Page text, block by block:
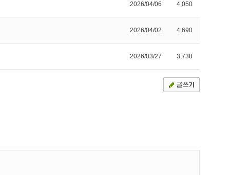
2026/04/06 4,050
2026/04/02 4,690
2026/03/27 3,738